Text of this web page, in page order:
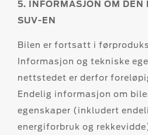
5. INFORMASJON OM DEN
SUV-EN
Bilen er fortsatt i
Informasjon og tekniske
nettstedet er derfor
Endelig informasjon om
egenskaper (inkludert
energiforbruk og